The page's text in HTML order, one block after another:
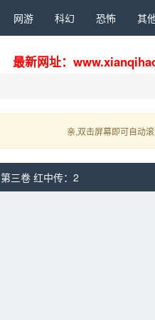
网游 科幻 恐怖 其
最新网址：
亲,双击屏幕即可自动
第三卷 红中传：2